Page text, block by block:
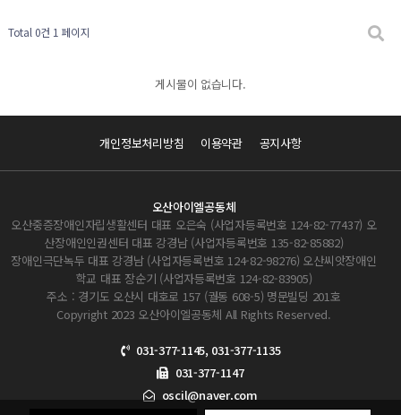
Total 0건 1 페이지
게시물이 없습니다.
개인정보처리방침 이용약관 공지사항
오산아이엘공동체
오산중증장애인자립생활센터 대표 오은숙 (사업자등록번호 124-82-77437) 오
산장애인인권센터 대표 강경남 (사업자등록번호 135-82-85882)
장애인극단녹두 대표 강경남 (사업자등록번호 124-82-98276) 오산씨앗장애인
학교 대표 장순기 (사업자등록번호 124-82-83905)
주소 : 경기도 오산시 대호로 157 (궐동 608-5) 명문빌딩 201호
Copyright 2023 오산아이엘공동체 All Rights Reserved.
031-377-1145, 031-377-1135
031-377-1147
oscil@naver.com